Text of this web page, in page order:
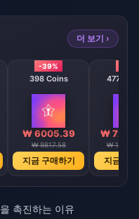
더 보기 ›
-39%
398 Coins
₩ 6005.39
₩ 9817.58
지금 구매하기
47746
₩
₩
지금 구
촉진하는 이유